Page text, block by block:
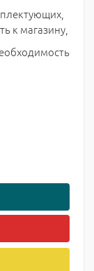
к магазину,